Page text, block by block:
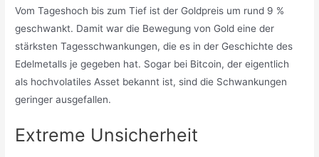
Vom Tageshoch bis zum Tief ist der Goldpreis um rund 9 %
geschwankt. Damit war die Bewegung von Gold eine der
stärksten Tagesschwankungen, die es in der Geschichte des
Edelmetalls je gegeben hat. Sogar bei Bitcoin, der eigentlich
als hochvolatiles Asset bekannt ist, sind die Schwankungen
geringer ausgefallen.
Extreme Unsicherheit